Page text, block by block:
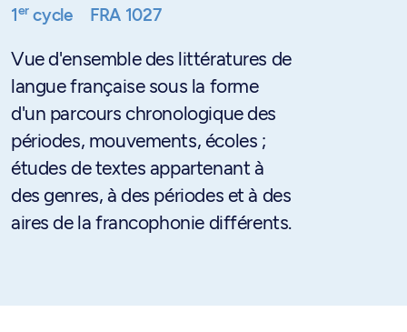
1ercycle FRA 1027
Vue d'ensemble des littératures de
langue française sous la forme
d'un parcours chronologique des
périodes, mouvements, écoles ;
études de textes appartenant à
des genres, à des périodes et à des
aires de la francophonie différents.